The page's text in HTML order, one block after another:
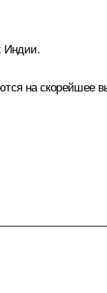
Индии.
на скорейшее